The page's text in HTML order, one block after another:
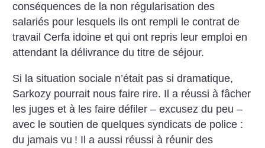
conséquences de la non régularisation des
salariés pour lesquels ils ont rempli le contrat de
travail Cerfa idoine et qui ont repris leur emploi en
attendant la délivrance du titre de séjour.
Si la situation sociale n’était pas si dramatique,
Sarkozy pourrait nous faire rire. Il a réussi à fâcher
les juges et à les faire défiler – excusez du peu –
avec le soutien de quelques syndicats de police :
du jamais vu ! Il a aussi réussi à réunir des